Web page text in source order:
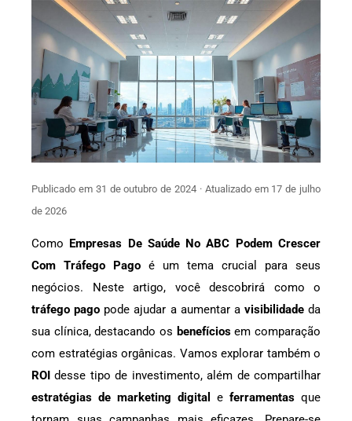
Publicado em 31 de outubro de 2024 · Atualizado em 17 de julho
de 2026
Como Empresas De Saúde No ABC Podem Crescer
Com Tráfego Pago é um tema crucial para seus
negócios. Neste artigo, você descobrirá como o
tráfego pago pode ajudar a aumentar a visibilidadeda
sua clínica, destacando os benefíciosem comparação
com estratégias orgânicas. Vamos explorar também o
ROI desse tipo de investimento, além de compartilhar
estratégias de marketing digital
e ferramentas que